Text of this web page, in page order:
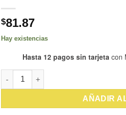
$81.87
Hay existencias
Hasta 12 pagos sin tarjeta con
MERMELADA ST DALFOUR DE
AÑADIR